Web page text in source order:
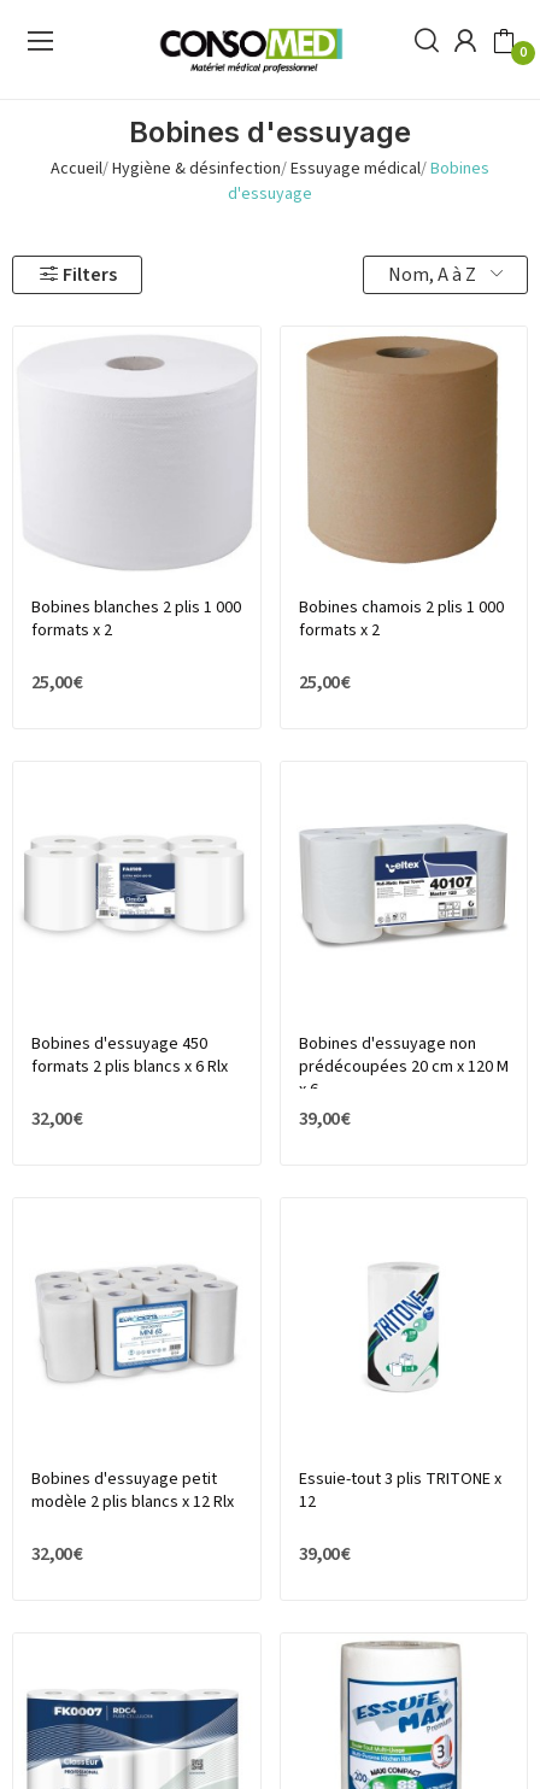
0
Bobines d'essuyage
Accueil Hygiène & désinfection Essuyage médical Bobines
d'essuyage
Filters Nom, A à Z
Bobines blanches 2 plis 1 000
formats x 2
25,00 €
Bobines chamois 2 plis 1 000
formats x 2
25,00 €
Bobines d'essuyage 450
formats 2 plis blancs x 6 Rlx
32,00 €
Bobines d'essuyage non
prédécoupées 20 cm x 120 M
x 6
39,00 €
Bobines d'essuyage petit
modèle 2 plis blancs x 12 Rlx
32,00 €
Essuie-tout 3 plis TRITONE x
12
39,00 €